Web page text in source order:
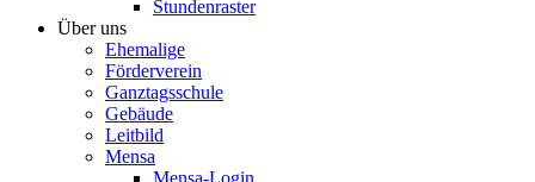
Stundenraster
Über uns
Ehemalige
Förderverein
Ganztagsschule
Gebäude
Leitbild
Mensa
Mensa-Login